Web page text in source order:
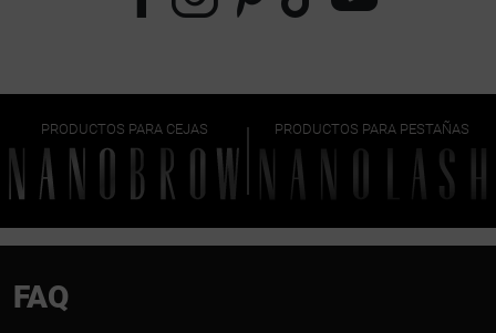
PRODUCTOS PARA CEJAS PRODUCTOS PARA PESTAÑAS
FAQ